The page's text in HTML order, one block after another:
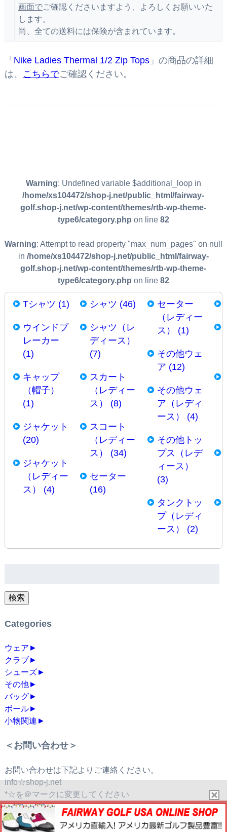
画面でご確認くださいますよう、よろしくお願いいた
します。
尚、全ての送料には保険が含まれています。
「 Nike Ladies Thermal 1/2 Zip Tops」の商品の詳細
は、
こちらでご確認ください。
Warning: Undefined variable $additional_loop in
/home/xs104472/shop-j.net/public_html/fairway-
golf.shop-j.net/wp-content/themes/rtb-wp-theme-
type6/category.php on line 82
Warning: Attempt to read property "max_num_pages" on null
in /home/xs104472/shop-j.net/public_html/fairway-
golf.shop-j.net/wp-content/themes/rtb-wp-theme-
type6/category.php on line 82
Tシャツ (1)
ウインドブ
レーカー
(1)
キャップ
（帽子）
(1)
ジャケット
(20)
ジャケット
（レディー
ス） (4)
シャツ (46)
シャツ（レ
ディース）
(7)
スカート
（レディー
ス） (8)
スコート
（レディー
ス） (34)
セーター
(16)
セーター
（レディー
ス） (1)
その他ウェ
ア (12)
その他ウェ
ア（レディ
ース） (4)
その他トッ
プス（レデ
ィース）
(3)
タンクトッ
プ（レディ
ース） (2)
検索
Categories
ウェア ►
クラブ►
シューズ►
その他►
バッグ►
ボール►
小物関連 ►
＜お問い合わせ＞
お問い合わせは下記よりご連絡ください。
info☆shop-j.net
*☆を＠マークに変更してください
© 2026 フェアウェイゴルフUSA通販（Fairway Golf USA）ゴルフ用
品通販.All Rights Reserved